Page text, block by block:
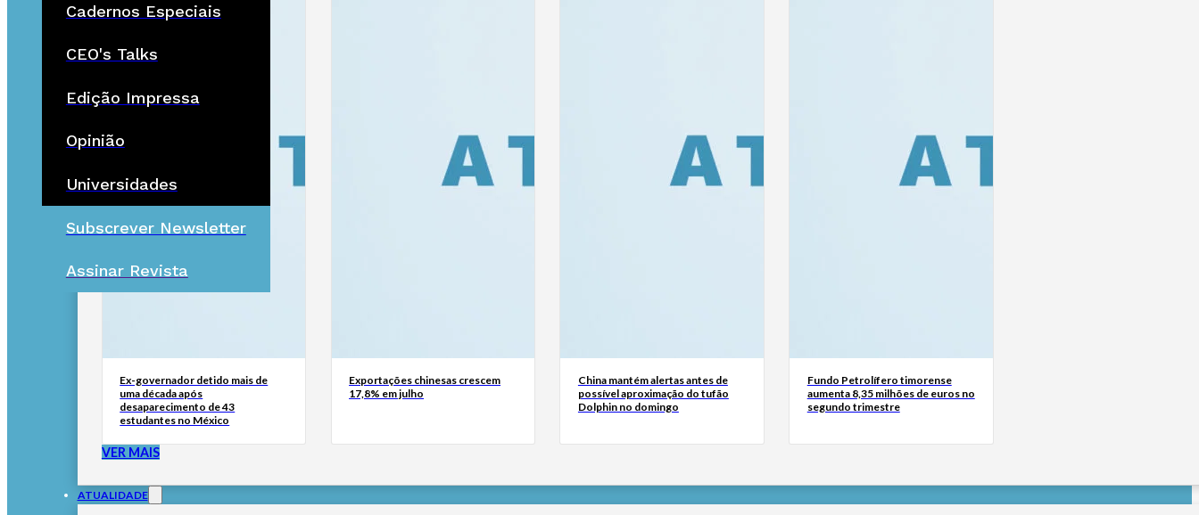
Cadernos Especiais
CEO's Talks
Edição Impressa
Opinião
Universidades
Subscrever Newsletter
Assinar Revista
Ex-governador detido mais de
uma década após
desaparecimento de 43
estudantes no México
Exportações chinesas crescem
17,8% em julho
China mantém alertas antes de
possível aproximação do tufão
Dolphin no domingo
Fundo Petrolífero timorense
aumenta 8,35 milhões de euros no
segundo trimestre
VER MAIS
ATUALIDADE